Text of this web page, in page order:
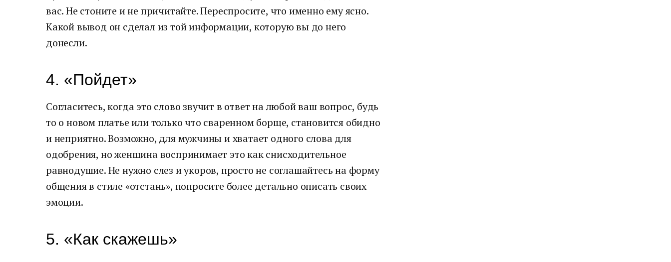
вас. Не стоните и не причитайте. Переспросите, что именно ему ясно.
Какой вывод он сделал из той информации, которую вы до него
донесли.
4. «Пойдет»
Согласитесь, когда это слово звучит в ответ на любой ваш вопрос, будь
то о новом платье или только что сваренном борще, становится обидно
и неприятно. Возможно, для мужчины и хватает одного слова для
одобрения, но женщина воспринимает это как снисходительное
равнодушие. Не нужно слез и укоров, просто не соглашайтесь на форму
общения в стиле «отстань», попросите более детально описать своих
эмоции.
5. «Как скажешь»